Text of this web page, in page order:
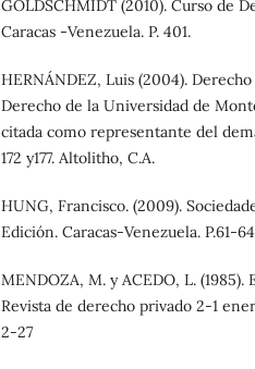
GOLDSCHMIDT (2010). Curso de
Caracas -Venezuela. P. 401.
HERNÁNDEZ, Luis (2004).
Derecho de la Universidad de
citada como representante del
172 y177. Altolitho, C.A.
HUNG, Francisco. (2009).
Edición. Caracas-Venezuela. P.61-
MENDOZA, M. y ACEDO, L.
Revista de derecho privado 2-1
2-27